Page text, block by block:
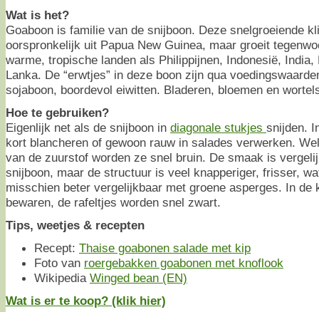
Wat is het?
Goaboon is familie van de snijboon. Deze snelgroeiende
oorspronkelijk uit Papua New Guinea, maar groeit
warme, tropische landen als Philippijnen, Indonesië, India,
Lanka. De “erwtjes” in deze boon zijn qua
sojaboon, boordevol eiwitten. Bladeren, bloemen en
Hoe te gebruiken?
Eigenlijk net als de snijboon in diagonale stukjes snijden.
kort blancheren of gewoon rauw in salades verwerken.
van de zuurstof worden ze snel bruin. De smaak is
snijboon, maar de structuur is veel knapperiger, frisser,
misschien beter vergelijkbaar met groene asperges. In de
bewaren, de rafeltjes worden snel zwart.
Tips, weetjes & recepten
Recept: Thaise goabonen salade met kip
Foto van roergebakken goabonen met knoflook
Wikipedia Winged bean (EN)
Wat is er te koop? (klik hier)